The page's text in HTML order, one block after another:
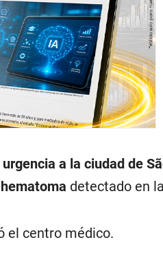
a la ciudad de
hematoma detectado en
el centro médico.